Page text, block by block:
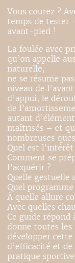
Vous courez ?
temps de tester
avant-pied !
La foulée avec
qu’on appelle
naturelle,
ne se résume
niveau de
d’appui, le
de
autant
maîtrisés – et
nombreuses
Quel est
Comment se
l’acquérir ?
Quelle gestuelle
Quel programme
À quelle allure
Avec quelles
Ce guide
donne toutes
développer
d’efficacité et
pratique